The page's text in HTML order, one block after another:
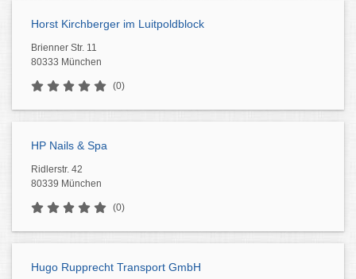
Horst Kirchberger im Luitpoldblock
Brienner Str. 11
80333 München
(0)
HP Nails & Spa
Ridlerstr. 42
80339 München
(0)
Hugo Rupprecht Transport GmbH